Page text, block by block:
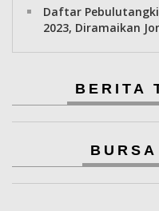
Daftar
2023, Diramaikan
BERITA